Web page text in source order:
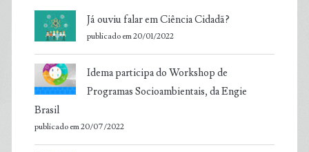
Já ouviu falar em Ciência Cidadã?
publicado em 20/01/2022
Idema participa do Workshop de
Programas Socioambientais, da Engie
Brasil
publicado em 20/07/2022